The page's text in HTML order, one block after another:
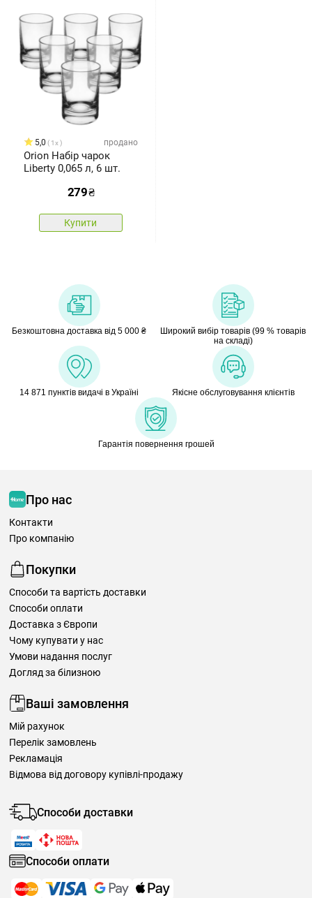
5,0 1x продано
Orion Набір чарок
Liberty 0,065 л, 6 шт.
279₴
Купити
Безкоштовна доставка від 5 000 ₴
Широкий вибір товарів (99 % товарів
на складі)
14 871 пунктів видачі в Україні Якісне обслуговування клієнтів
Гарантія повернення грошей
Про нас
Контакти
Про компанію
Покупки
Способи та вартість доставки
Способи оплати
Доставка з Європи
Чому купувати у нас
Умови надання послуг
Догляд за білизною
Ваші замовлення
Мій рахунок
Перелік замовлень
Рекламація
Відмова від договору купівлі-продажу
Способи доставки
Способи оплати